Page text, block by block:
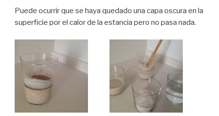
Puede ocurrir que se haya quedado una capa oscura en la
superficie por el calor de la estancia pero no pasa nada.